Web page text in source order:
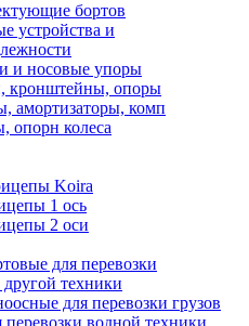
бортов
устройства и
и носовые упоры
кронштейны, опоры
амортизаторы, комп
опорн колеса
Koira
1 ось
2 оси
для перевозки
другой техники
для перевозки грузов